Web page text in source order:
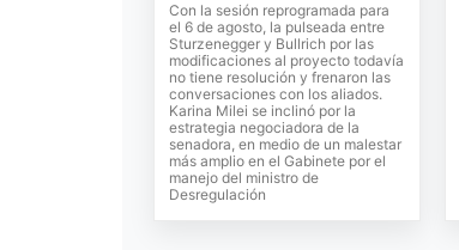
Con la sesión reprogramada para
el 6 de agosto, la pulseada entre
Sturzenegger y Bullrich por las
modificaciones al proyecto todavía
no tiene resolución y frenaron las
conversaciones con los aliados.
Karina Milei se inclinó por la
estrategia negociadora de la
senadora, en medio de un malestar
más amplio en el Gabinete por el
manejo del ministro de
Desregulación